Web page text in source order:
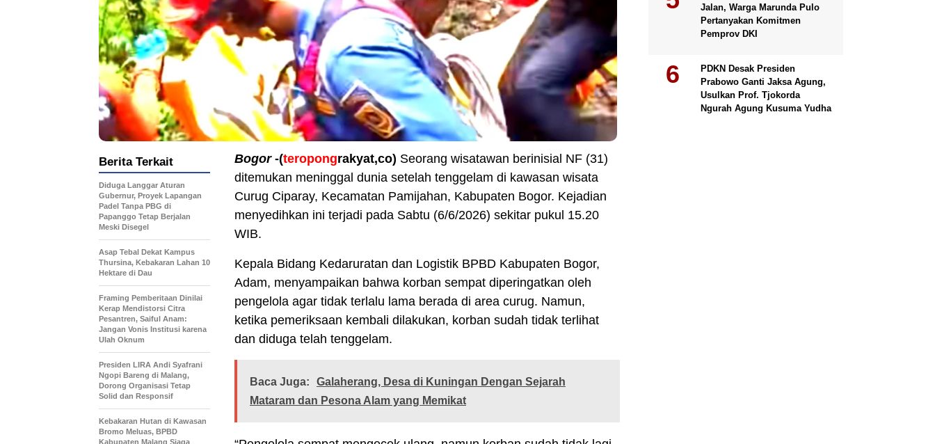
Bogor -(teropongrakyat,co) Seorang wisatawan berinisial NF (31)
ditemukan meninggal dunia setelah tenggelam di kawasan wisata
Curug Ciparay, Kecamatan Pamijahan, Kabupaten Bogor. Kejadian
menyedihkan ini terjadi pada Sabtu (6/6/2026) sekitar pukul 15.20
WIB.
Kepala Bidang Kedaruratan dan Logistik BPBD Kabupaten Bogor,
Adam, menyampaikan bahwa korban sempat diperingatkan oleh
pengelola agar tidak terlalu lama berada di area curug. Namun,
ketika pemeriksaan kembali dilakukan, korban sudah tidak terlihat
dan diduga telah tenggelam.
Baca Juga:
Galaherang, Desa di Kuningan Dengan Sejarah
Mataram dan Pesona Alam yang Memikat
Berita Terkait
Diduga Langgar Aturan
Gubernur, Proyek Lapangan
Padel Tanpa PBG di
Papanggo Tetap Berjalan
Meski Disegel
Asap Tebal Dekat Kampus
Thursina, Kebakaran Lahan 10
Hektare di Dau
Framing Pemberitaan Dinilai
Kerap Mendistorsi Citra
Pesantren, Saiful Anam:
Jangan Vonis Institusi karena
Ulah Oknum
Presiden LIRA Andi Syafrani
Ngopi Bareng di Malang,
Dorong Organisasi Tetap
Solid dan Responsif
Kebakaran Hutan di Kawasan
Bromo Meluas, BPBD
Kabupaten Malang Siaga
Jalan, Warga Marunda Pulo
Pertanyakan Komitmen
Pemprov DKI
PDKN Desak Presiden
Prabowo Ganti Jaksa Agung,
Usulkan Prof. Tjokorda
Ngurah Agung Kusuma Yudha